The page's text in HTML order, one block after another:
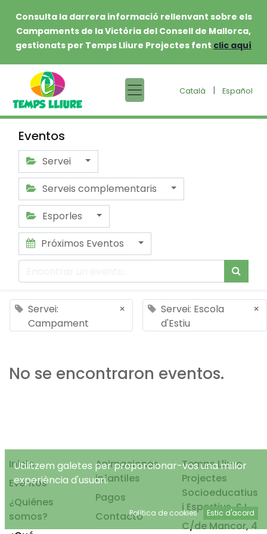
Consulta la darrera informació rellenvant sobre els
Campaments de la Victòria del Consell de Mallorca,
gestionats per Temps Lliure Projectes fent clic aquí
Català | Español
Eventos
Servei
Serveis complementaris
Esporles
Próximos Eventos
Servei:
Campament
×
Servei: Escola
d'Estiu
×
No se encontraron eventos.
Inicio
Eventos
¿Quiénes
somos?
Animaciones
infantiles
Pagos
Contacto
Temps Lliure
Projectes
Socioeducatius
i Esportius, S.L.
C/de Mancor, 4
Utilitzem galetes per proporcionar-vos una millor
experiència d'usuari.
Política de cookies Estic d'acord